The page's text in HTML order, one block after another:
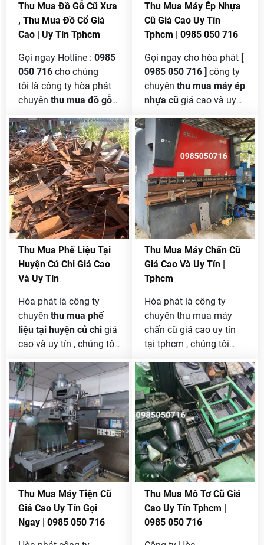
Thu Mua Đồ Gỗ Cũ Xưa
, Thu Mua Đồ Cổ Giá
Cao | Uy Tín Tphcm
Gọi ngay Hotline : 0985
050 716 cho chúng
tôi là công ty hòa phát
chuyên thu mua đồ gỗ
gỗ , giường gỗ , lục bình
gỗ cũ , tủ gỗ cũ gia đình
xài lâu năm do không
gian nhà bạn nhỏ trật
hẹp không thích hợp
hay do không hợp
về phong thủy muốn
thay đổi phong cách
cho mới mẽ mà muốn
bán đồ gỗ cũ của mình
nhưng lại chưa tìm
được đơn vị nào phù
hợp chuyên về lĩnh vực
đồ cũ này .
Thu Mua Máy Ép Nhựa
Cũ Giá Cao Uy Tín
Tphcm | 0985 050 716
Gọi ngay cho hòa phát [
0985 050 716 ] công ty
chuyên thu mua máy ép
nhựa cũ giá cao và uy
các tỉnh phía nam ,
chúng tôi nhận thu mua
ép nhựa nằm , máy ép
nhựa đứng cũng như
thu mua tất cả các loại
máy có lực ép từ nhỏ
cho đến lớn không ngại
số lượng bao nhiêu
cũng mua và mua theo
lực ép của máy , vậy
nên công ty bạn cần
thanh lý máy ép nhựa
cũhãy liên hệ ngay với
hòa phát chúng tôi để
được tư vấn và hổ trợ về
giá tốt nhất .
Thu Mua Phế Liệu Tại
Huyện Củ Chi Giá Cao
Và Uy Tín
Hòa phát là công ty
chuyên thu mua phế
liệu tại huyện củ chi giá
cao và uy tín , chúng tôi
trong nghành thu mua
phế liệu lâu năm tại
huyện củ chi nên rất
được nhiều người quan
tâm và đã gọi đến cho
chúng tôi , phế liệu nào
chúng tôi cũng thu mua
từ đồng , nhôm , sắt
thép vụn , máy móc cũ ,
chai nhựa , bọc ny long ,
vỏ lon bia cho đến hàng
tồn kho thanh lý , mua
với khối lượng lớn , báo
Thu Mua Máy Chấn Cũ
Giá Cao Và Uy Tín |
Tphcm
Hòa phát là công ty
chuyên thu mua máy
chấn cũ giá cao uy tín
tại tphcm , chúng tôi
cũ với khối lượng nhiều
mọi chi tiết xin liên hệ
sđt[ 0985 050 716 ]để
được hổ trợ bán máy
chấn cũ với giá tốt nhất
thị trường .
Thu Mua Máy Tiện Cũ
Giá Cao Uy Tín Gọi
Ngay | 0985 050 716
Thu Mua Mô Tơ Cũ Giá
Cao Uy Tín Tphcm |
0985 050 716